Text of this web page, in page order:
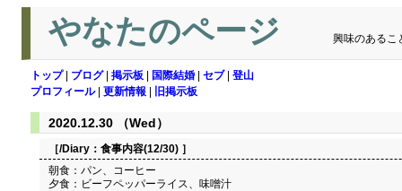
やなたのページ 興味のあるこ
トップ| ブログ| 掲示板 国際結婚 セブ| 登山
プロフィール| 更新情報 旧掲示板
2020.12.30 （Wed）
［/Diary： 食事内容(12/30) ］
朝食：パン、コーヒー
夕食：ビーフペッパーライス、味噌汁